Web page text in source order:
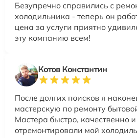
Безупречно справились с
холодильника - теперь он
цена за услуги приятно
эту компанию всем!
Котов Константин
После долгих поисков я
мастерскую по ремонту
Мастера быстро, качественно
отремонтировали мой